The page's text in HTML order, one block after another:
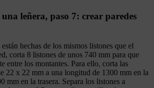
leñera, paso 7: crear paredes
hechas de los mismos listones que el
corta 8 listones de unos 740 mm para que
entre los montantes. Para ello, corta las
22 x 22 mm a una longitud de 1300 mm en la
mm en la trasera. Separa los listones a